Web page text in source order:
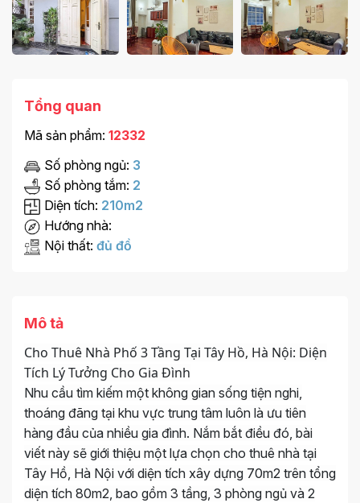
Tổng quan
Mã sản phẩm: 12332
Số phòng ngủ: 3
Số phòng tắm: 2
Diện tích: 210m2
Hướng nhà:
Nội thất: đủ đồ
Mô tả
Cho Thuê Nhà Phố 3 Tầng Tại Tây Hồ, Hà Nội: Diện
Tích Lý Tưởng Cho Gia Đình
Nhu cầu tìm kiếm một không gian sống tiện nghi,
thoáng đãng tại khu vực trung tâm luôn là ưu tiên
hàng đầu của nhiều gia đình. Nắm bắt điều đó, bài
viết này sẽ giới thiệu một lựa chọn cho thuê nhà tại
Tây Hồ, Hà Nội với diện tích xây dựng 70m2 trên tổng
diện tích 80m2, bao gồm 3 tầng, 3 phòng ngủ và 2